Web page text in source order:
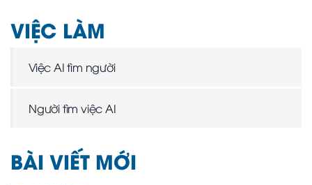
VIỆC LÀM
Việc AI tìm người
Người tìm việc AI
BÀI VIẾT MỚI